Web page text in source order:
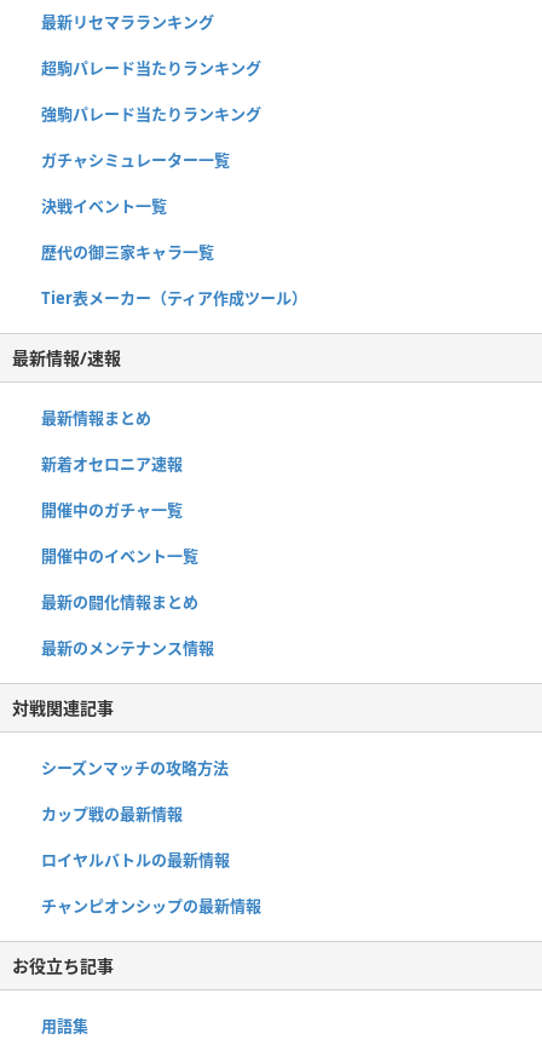
最新リセマラランキング
超駒パレード当たりランキング
強駒パレード当たりランキング
ガチャシミュレーター一覧
決戦イベント一覧
歴代の御三家キャラ一覧
Tier表メーカー（ティア作成ツール）
最新情報/速報
最新情報まとめ
新着オセロニア速報
開催中のガチャ一覧
開催中のイベント一覧
最新の闘化情報まとめ
最新のメンテナンス情報
対戦関連記事
シーズンマッチの攻略方法
カップ戦の最新情報
ロイヤルバトルの最新情報
チャンピオンシップの最新情報
お役立ち記事
用語集